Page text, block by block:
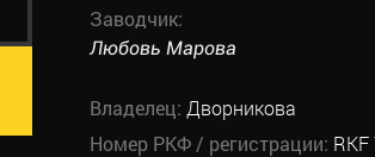
Заводчик:
Любовь Марова
Владелец: Дворникова
Номер РКФ / регистрации: